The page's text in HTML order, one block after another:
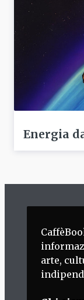
Energia
arte,